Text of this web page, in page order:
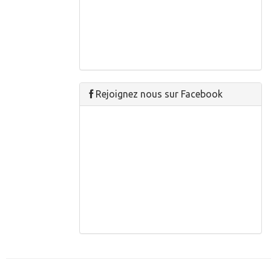
Rejoignez nous sur Facebook